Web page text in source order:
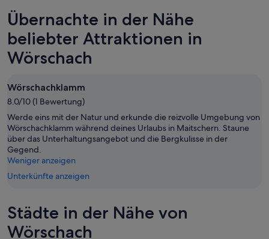
-
Aug.
7.
Aug.
-
8.
Wörschach
dieses
Wochenende,
7.
Aug.
9.
Aug.
Preise
für
Wörschach
am
nächsten
14.
Aug.
-
16.
Aug.
Übernachte in der Nähe
beliebter Attraktionen in
Wörschach
Wörschachklamm
8.0/10 (1 Bewertung)
Werde eins mit der Natur und erkunde die reizvolle Umgebung von
Wörschachklamm während deines Urlaubs in Maitschern. Staune
über das Unterhaltungsangebot und die Bergkulisse in der
Gegend.
Weniger anzeigen
Unterkünfte anzeigen
Städte in der Nähe von
Wörschach